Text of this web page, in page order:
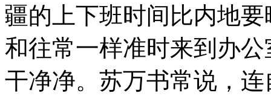
疆的上下班时间比内地
和往常一样准时来到办
干净净。苏万书常说，